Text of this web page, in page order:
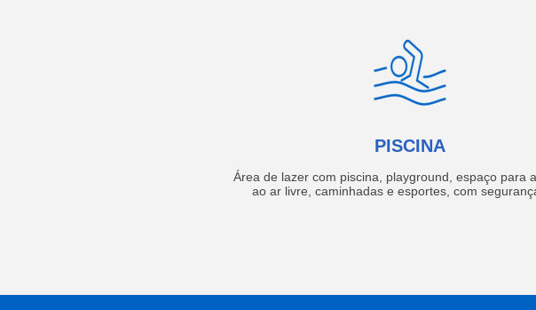
PISCINA
Área de lazer com piscina, playground, espaço para
ao ar livre, caminhadas e esportes, com